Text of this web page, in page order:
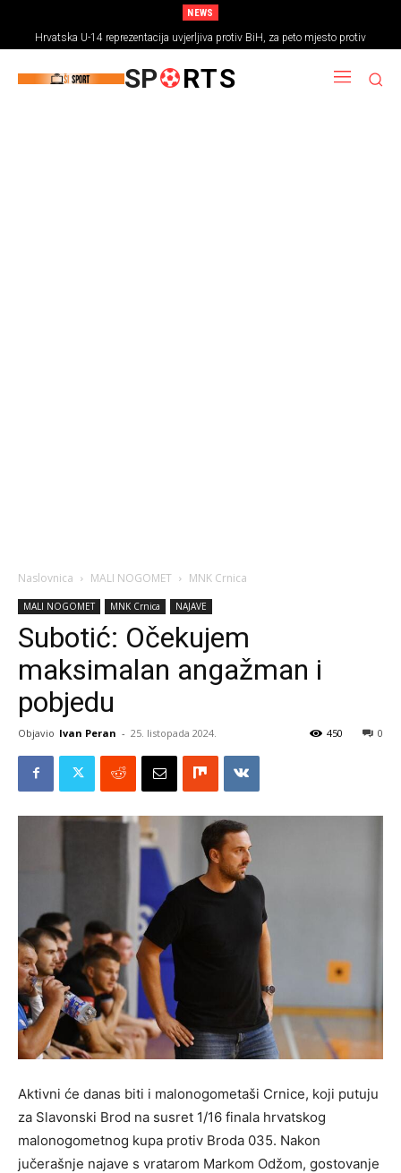
NEWS
Hrvatska U-14 reprezentacija uvjerljiva protiv BiH, za peto mjesto protiv
Rumunjske
SP RTS
Naslovnica MALI NOGOMET MNK Crnica
MALI NOGOMET MNK Crnica NAJAVE
Subotić: Očekujem
maksimalan angažman i
pobjedu
Objavio Ivan Peran - 25. listopada 2024. 0
450
Aktivni će danas biti i malonogometaši Crnice, koji putuju
za Slavonski Brod na susret 1/16 finala hrvatskog
malonogometnog kupa protiv Broda 035. Nakon
jučerašnje najave s vratarom Markom Odžom, gostovanje